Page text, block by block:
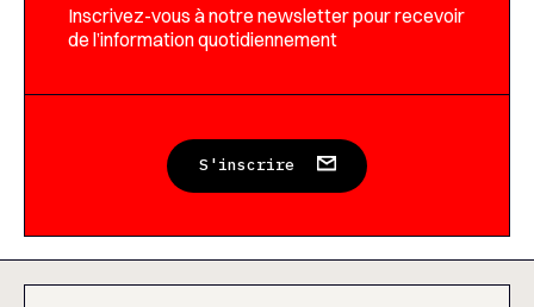
Inscrivez-vous à notre newsletter pour recevoir
de l’information quotidiennement
S'inscrire